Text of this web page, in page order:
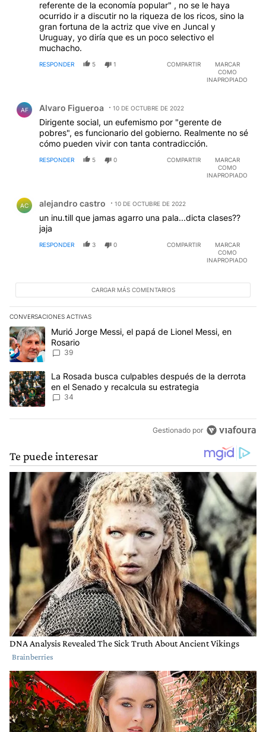
referente de la economía popular" , no se le haya
ocurrido ir a discutir no la riqueza de los ricos, sino la
gran fortuna de la actriz que vive en Juncal y
Uruguay, yo diría que es un poco selectivo el
muchacho.
RESPONDER 5 1 COMPARTIR
MARCAR
COMO
INAPROPIADO
AF Alvaro Figueroa 10 DE OCTUBRE DE 2022
Dirigente social, un eufemismo por "gerente de
pobres", es funcionario del gobierno. Realmente no sé
cómo pueden vivir con tanta contradicción.
RESPONDER 5 0 COMPARTIR
MARCAR
COMO
INAPROPIADO
AC alejandro castro 10 DE OCTUBRE DE 2022
un inu.till que jamas agarro una pala...dicta clases??
jaja
RESPONDER 3 0 COMPARTIR
MARCAR
COMO
INAPROPIADO
CARGAR MÁS COMENTARIOS
CONVERSACIONES ACTIVAS
Este listado muestra los artículos con más comentarios en los
Un artículo de tendencia con el título "Murió Jorge Messi, el
Murió Jorge Messi, el papá de Lionel Messi, en
Rosario
39
Un artículo de tendencia con el título "La Rosada busca
La Rosada busca culpables después de la derrota
en el Senado y recalcula su estrategia
34
Gestionado por